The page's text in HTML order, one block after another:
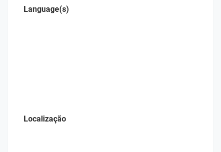
Language(s)
Localização